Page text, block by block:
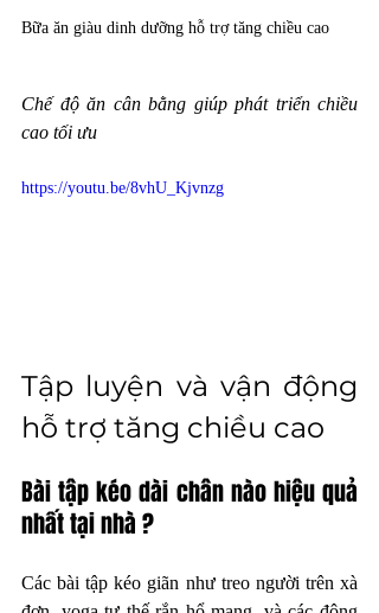
Bữa ăn giàu dinh dưỡng hỗ trợ tăng chiều cao
Chế độ ăn cân bằng giúp phát triển chiều
cao tối ưu
https://youtu.be/8vhU_Kjvnzg
Tập luyện và vận động
hỗ trợ tăng chiều cao
Bài tập kéo dài chân nào hiệu quả
nhất tại nhà ?
Các bài tập kéo giãn như treo người trên xà